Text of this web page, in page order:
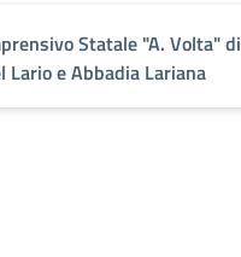
Statale "A. Volta" di
Lario e Abbadia Lariana